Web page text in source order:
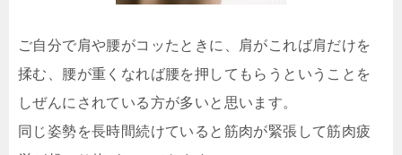
ご自分で肩や腰がコッたときに、肩がこれば肩だけを
揉む、腰が重くなれば腰を押してもらうということを
しぜんにされている方が多いと思います。
同じ姿勢を長時間続けていると筋肉が緊張して筋肉疲